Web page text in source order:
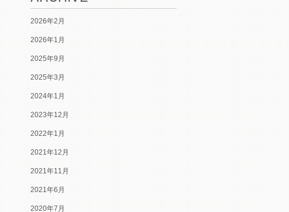
2026年2月
2026年1月
2025年9月
2025年3月
2024年1月
2023年12月
2022年1月
2021年12月
2021年11月
2021年6月
2020年7月